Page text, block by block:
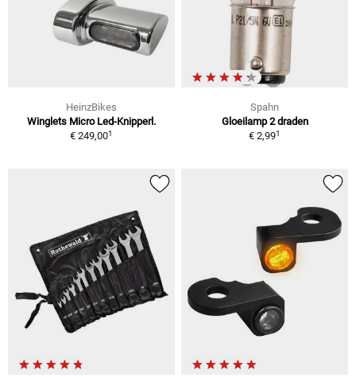
HeinzBikes
Winglets Micro Led-Knipperl.
€ 249,001
Spahn
Gloeilamp 2 draden
€ 2,991